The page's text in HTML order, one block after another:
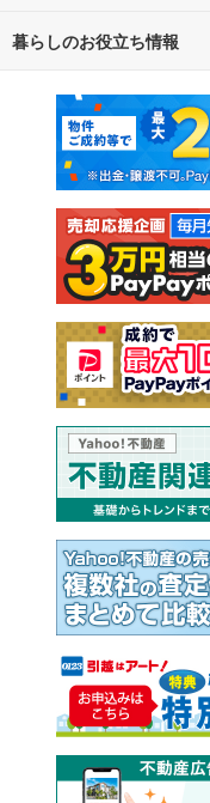
通勤・通学時間から探す
不動産・住宅
新築マンション
新築一戸建て
注文住宅
売却査定
暮らしのお役立ち情報
マンションカタログ